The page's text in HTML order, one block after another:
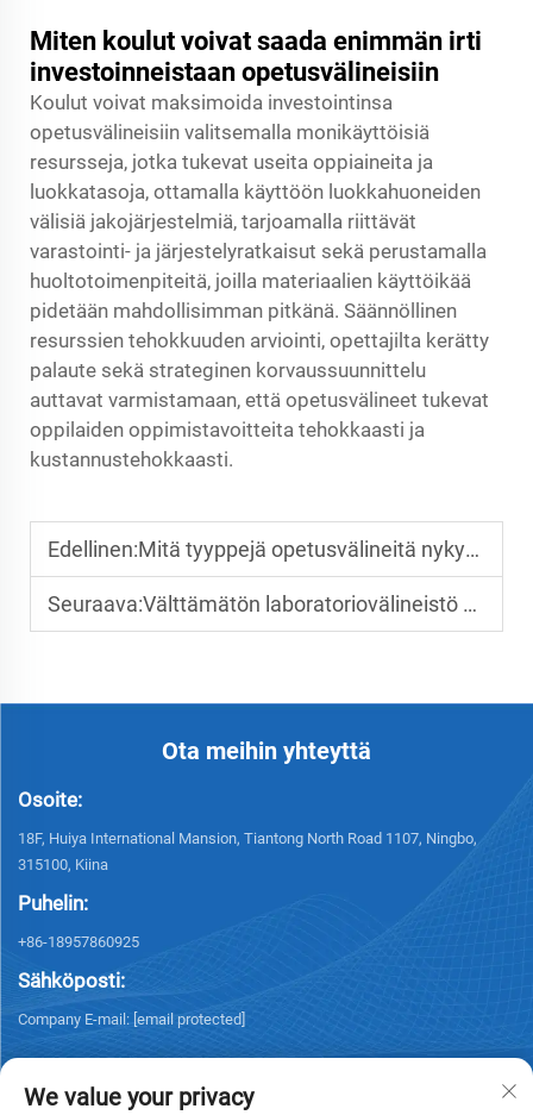
Miten koulut voivat saada enimmän irti
investoinneistaan opetusvälineisiin
Koulut voivat maksimoida investointinsa
opetusvälineisiin valitsemalla monikäyttöisiä
resursseja, jotka tukevat useita oppiaineita ja
luokkatasoja, ottamalla käyttöön luokkahuoneiden
välisiä jakojärjestelmiä, tarjoamalla riittävät
varastointi- ja järjestelyratkaisut sekä perustamalla
huoltotoimenpiteitä, joilla materiaalien käyttöikää
pidetään mahdollisimman pitkänä. Säännöllinen
resurssien tehokkuuden arviointi, opettajilta kerätty
palaute sekä strateginen korvaussuunnittelu
auttavat varmistamaan, että opetusvälineet tukevat
oppilaiden oppimistavoitteita tehokkaasti ja
kustannustehokkaasti.
Edellinen:Mitä tyyppejä opetusvälineitä nykyaikaisille kouluille on välttämättömiä?
Seuraava:Välttämätön laboratoriovälineistö koulujen luonnontieteellisiin laboratorioihin: täydellinen tarkistuslista
Ota meihin yhteyttä
Osoite:
18F, Huiya International Mansion, Tiantong North Road 1107, Ningbo,
315100, Kiina
Puhelin:
+86-18957860925
Sähköposti:
Company E-mail: [email protected]
We value your privacy